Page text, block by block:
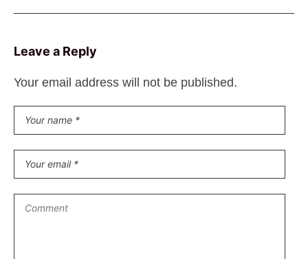
Leave a Reply
Your email address will not be published.